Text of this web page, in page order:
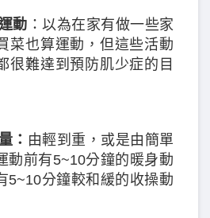
動 ：以為在家有做一些家
菜也算運動，但這些活動
很難達到預防肌少症的目
： 由輕到重，或是由簡單
動前有5~10分鐘的暖身動
5~10分鐘較和緩的收操動